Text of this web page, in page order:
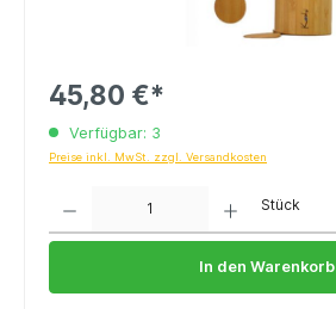
45,80 €*
Verfügbar: 3
Preise inkl. MwSt. zzgl. Versandkosten
Stück
In den Warenkorb